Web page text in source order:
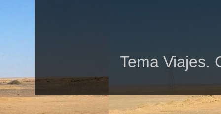
Tema Viajes.